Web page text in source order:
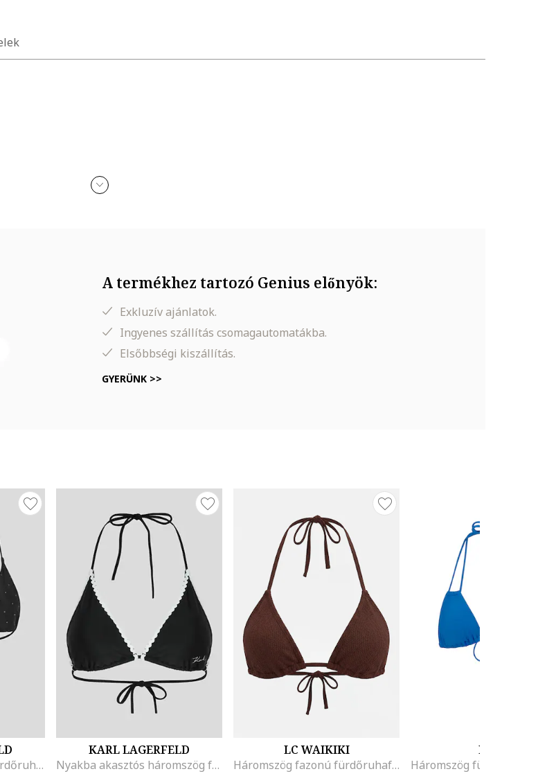
A termékhez tartozó Genius előnyök:
Exkluzív ajánlatok.
Ingyenes szállítás csomagautomatákba.
Elsőbbségi kiszállítás.
GYERÜNK >>
Egyszínű háromszög fürdőruhafelső, Fekete
KARL LAGERFELD
Nyakba akasztós háromszög fürdőruhafelső, Fehér/Fekete
LC WAIKIKI
Háromszög fazonú fürdőruhafelső, Barna
EDOS